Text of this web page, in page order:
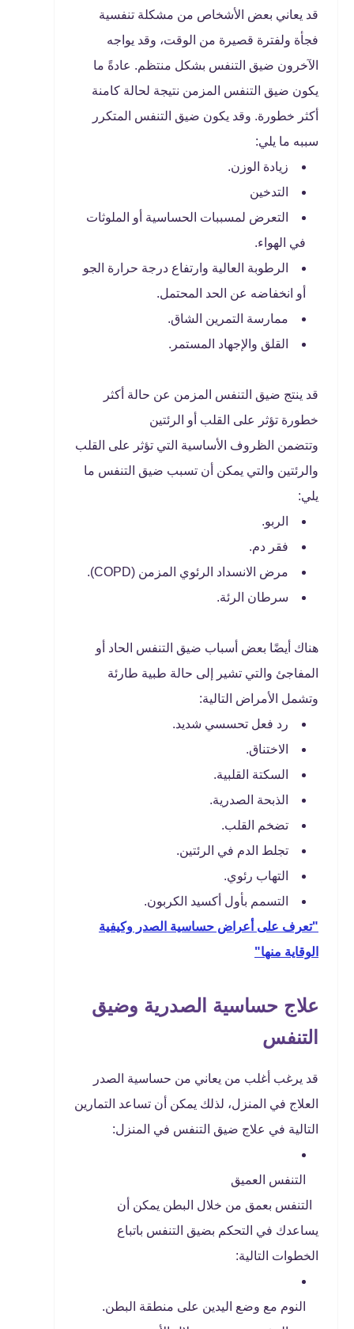
قد يعاني بعض الأشخاص من مشكلة تنفسية
فجأة ولفترة قصيرة من الوقت، وقد يواجه
الآخرون ضيق التنفس بشكل منتظم. عادةً ما
يكون ضيق التنفس المزمن نتيجة لحالة كامنة
أكثر خطورة. وقد يكون ضيق التنفس المتكرر
سببه ما يلي:
زيادة الوزن.
التدخين
التعرض لمسببات الحساسية أو الملوثات
في الهواء.
الرطوبة العالية وارتفاع درجة حرارة الجو
أو انخفاضه عن الحد المحتمل.
ممارسة التمرين الشاق.
القلق والإجهاد المستمر.
قد ينتج ضيق التنفس المزمن عن حالة أكثر
خطورة تؤثر على القلب أو الرئتين
وتتضمن الظروف الأساسية التي تؤثر على القلب
والرئتين والتي يمكن أن تسبب ضيق التنفس ما
يلي:
الربو.
فقر دم.
مرض الانسداد الرئوي المزمن (COPD).
سرطان الرئة.
هناك أيضًا بعض أسباب ضيق التنفس الحاد أو
المفاجئ والتي تشير إلى حالة طبية طارئة
وتشمل الأمراض التالية:
رد فعل تحسسي شديد.
الاختناق.
السكتة القلبية.
الذبحة الصدرية.
تضخم القلب.
تجلط الدم في الرئتين.
التهاب رئوي.
التسمم بأول أكسيد الكربون.
"تعرف على أعراض حساسية الصدر وكيفية
الوقاية منها"
علاج حساسية الصدرية وضيق
التنفس
قد يرغب أغلب من يعاني من حساسية الصدر
العلاج في المنزل، لذلك يمكن أن تساعد التمارين
التالية في علاج ضيق التنفس في المنزل:
التنفس العميق
التنفس بعمق من خلال البطن يمكن أن
يساعدك في التحكم بضيق التنفس باتباع
الخطوات التالية:
النوم مع وضع اليدين على منطقة البطن.